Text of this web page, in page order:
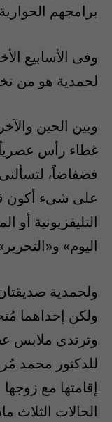
برامجهم
وفى الأسابيع
لحمدية هو من
وبين الحين
غطاء رأس
فضفاضاً،
على شىء أكون
التليفزيونية
اليوم»
ولحمدية
ولكن إحداهما
وترتدى ملابس
للدكتور محمد
إقامتها مع
الحالات الثلاث